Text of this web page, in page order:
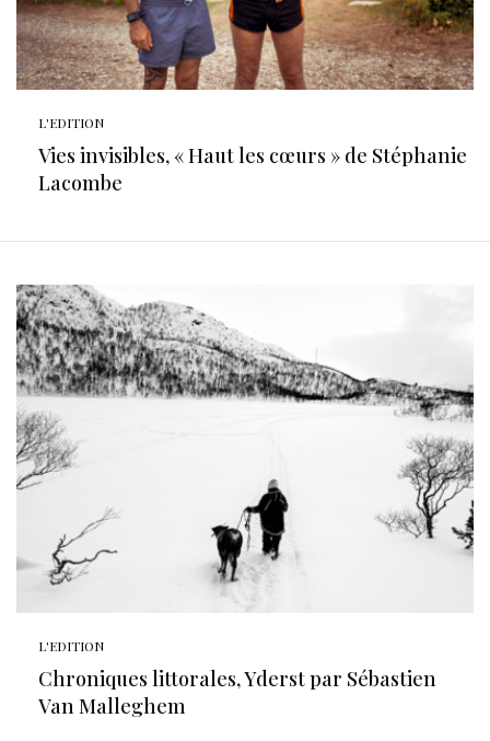
L'EDITION
Vies invisibles, « Haut les cœurs » de Stéphanie
Lacombe
L'EDITION
Chroniques littorales, Yderst par Sébastien
Van Malleghem